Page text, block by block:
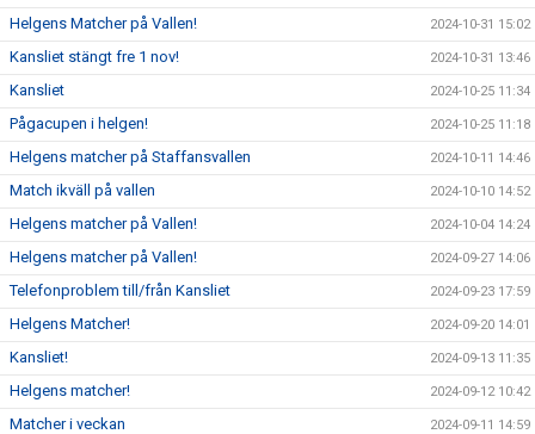
Helgens Matcher på Vallen! 2024-10-31 15:02
Kansliet stängt fre 1 nov! 2024-10-31 13:46
Kansliet 2024-10-25 11:34
Pågacupen i helgen! 2024-10-25 11:18
Helgens matcher på Staffansvallen 2024-10-11 14:46
Match ikväll på vallen 2024-10-10 14:52
Helgens matcher på Vallen! 2024-10-04 14:24
Helgens matcher på Vallen! 2024-09-27 14:06
Telefonproblem till/från Kansliet 2024-09-23 17:59
Helgens Matcher! 2024-09-20 14:01
Kansliet! 2024-09-13 11:35
Helgens matcher! 2024-09-12 10:42
Matcher i veckan 2024-09-11 14:59